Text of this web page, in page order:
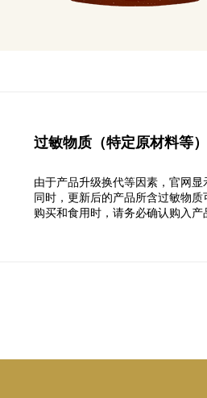
过敏物质（特定原材料等
由于产品升级换代等因素，官网显
同时，更新后的产品所含过敏物质
购买和食用时，请务必确认购入产